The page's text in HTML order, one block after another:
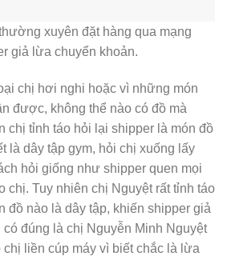
xuyên đặt hàng qua mạng
giả lừa chuyển khoản.
chị hơi nghi hoặc vì những món
được, không thể nào có đồ mà
chị tỉnh táo hỏi lại shipper là món đồ
là dây tập gym, hỏi chị xuống lấy
hỏi giống như shipper quen mọi
chị. Tuy nhiên chị Nguyệt rất tỉnh táo
đồ nào là dây tập, khiến shipper giả
đúng là chị Nguyễn Minh Nguyệt
liền cúp máy vì biết chắc là lừa